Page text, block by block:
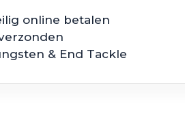
online betalen
& End Tackle